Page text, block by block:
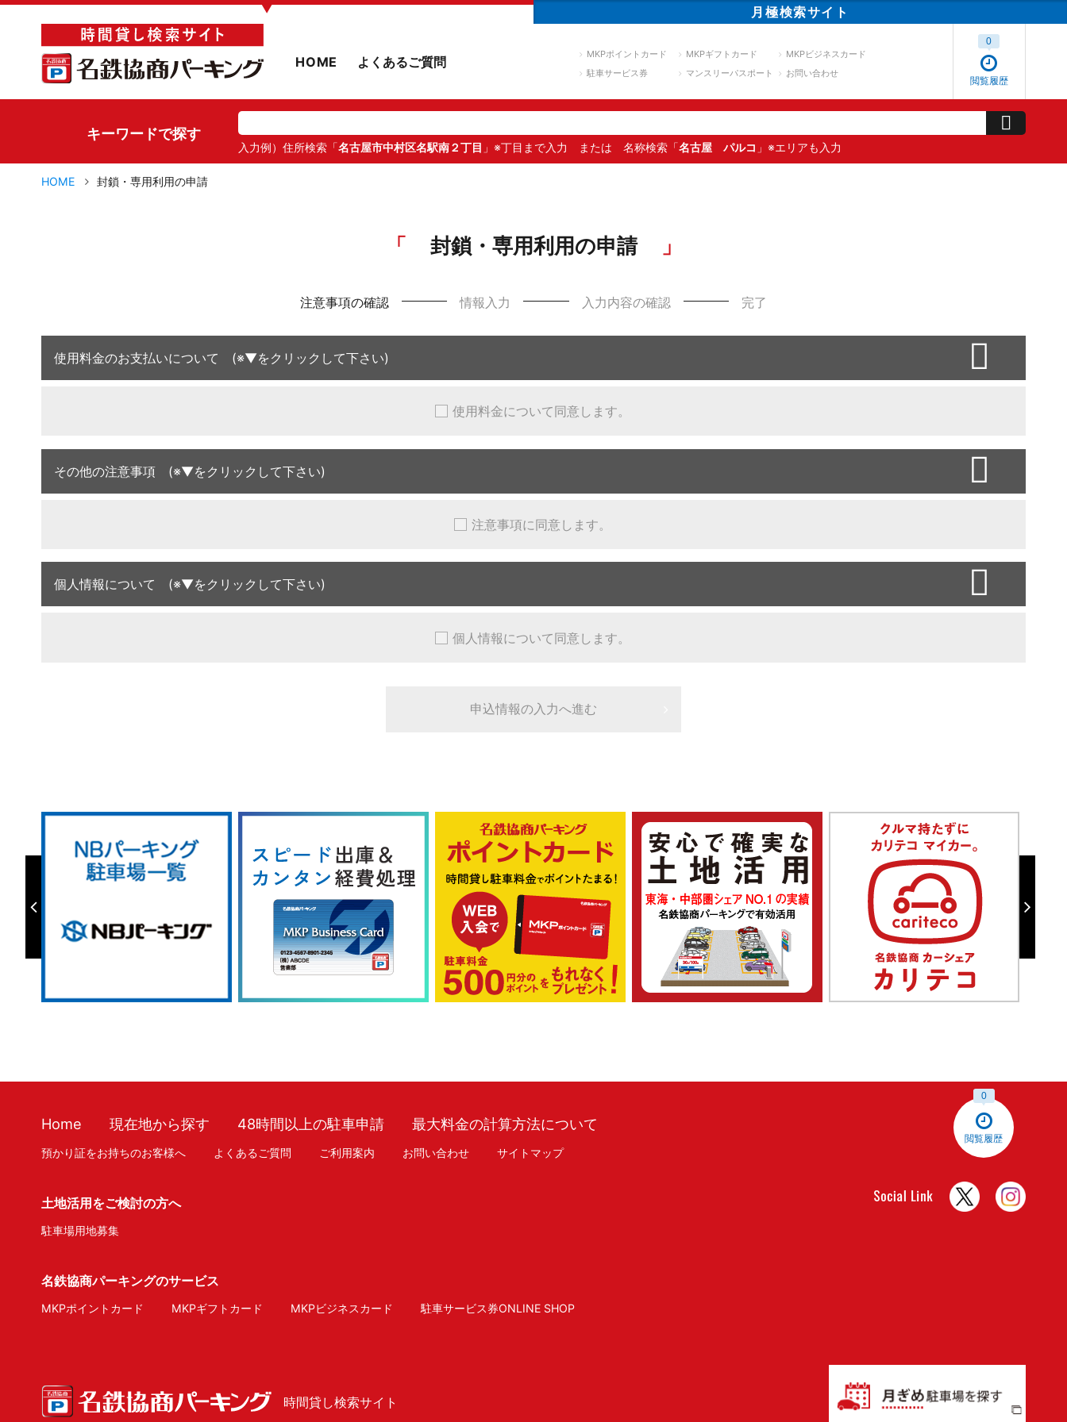
▼ 月極検索サイト
HOME よくあるご質問 MKPポイントカード MKPギフトカード
MKPビジネスカード
駐車サービス券
マンスリーパスポート お問い合わせ
閲覧履歴
0
キーワードで探す
入力例）住所検索「名古屋市中村区名駅南２丁目 」※丁目まで入力 または 名称検索「名古屋 パルコ 」※エリアも入力
HOME 封鎖・専用利用の申請
封鎖・専用利用の申請
注意事項の確認 情報入力 入力内容の確認 完了
使用料金のお支払いについて (※▼をクリックして下さい)
使用料金について同意します。
その他の注意事項 (※▼をクリックして下さい)
注意事項に同意します。
個人情報について (※▼をクリックして下さい)
個人情報について同意します。
閲覧履歴
0
Home 現在地から探す 48時間以上の駐車申請 最大料金の計算方法について
預かり証をお持ちのお客様へ よくあるご質問 ご利用案内 お問い合わせ サイトマップ
土地活用をご検討の方へ
駐車場用地募集
名鉄協商パーキングのサービス
MKPポイントカード MKPギフトカード MKPビジネスカード 駐車サービス券ONLINE SHOP
時間貸し検索サイト